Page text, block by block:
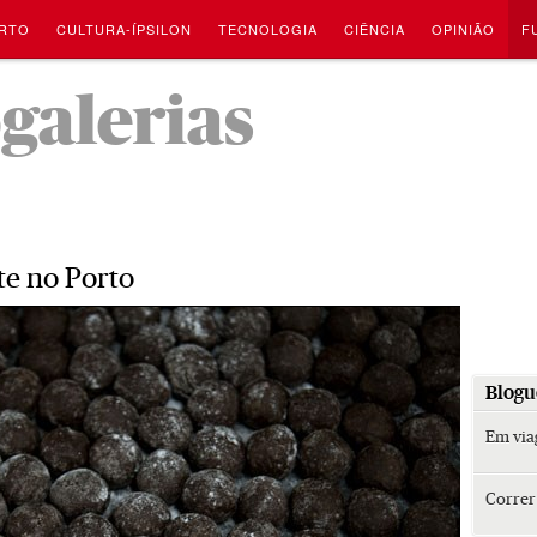
CULTURA-ÍPSILON TECNOLOGIA CIÊNCIA OPINIÃO
no Porto
Em